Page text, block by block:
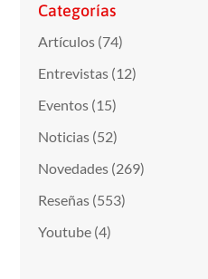
Categorías
Artículos (74)
Entrevistas (12)
Eventos (15)
Noticias (52)
Novedades (269)
Reseñas (553)
Youtube (4)